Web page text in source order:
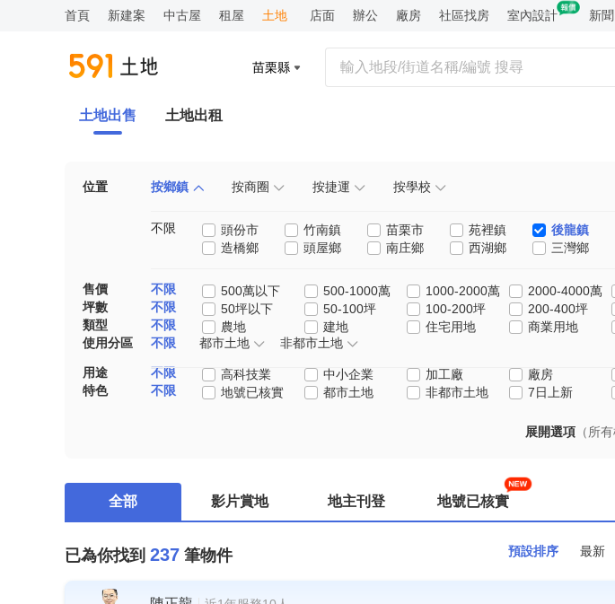
首頁 新建案 中古屋 租屋 土地 店面 辦公 廠房 社區找房 室內設計 新聞
苗栗縣
土地出售 土地出租
位置 按鄉鎮 按商圈 按捷運 按學校
不限 頭份市 竹南鎮 苗栗市 苑裡鎮 後龍鎮
造橋鄉
頭屋鄉 南庄鄉 西湖鄉 三灣鄉
售價 不限 500萬以下 500-1000萬 1000-2000萬 2000-4000萬
坪數
不限 50坪以下 50-100坪 100-200坪 200-400坪
類型
不限 農地 建地 住宅用地 商業用地
使用分區
不限 都市土地 非都市土地
用途 不限 高科技業 中小企業 加工廠 廠房
特色
不限 地號已核實 都市土地 非都市土地 7日上新
展開選項 （所
全部 影片賞地 地主刊登 地號已核實
已為你找到 237 筆物件 預設排序 最新